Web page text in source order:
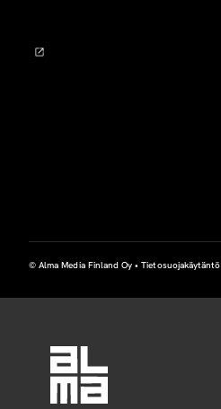
© Alma Media Finland Oy •Tietosuojakäytäntö